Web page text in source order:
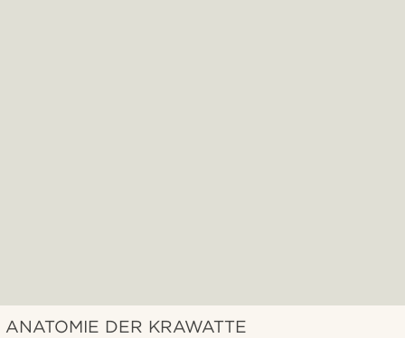
ANATOMIE DER KRAWATTE